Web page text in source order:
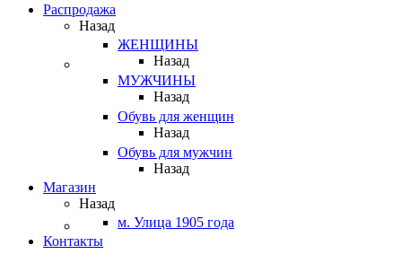
Распродажа
Назад
ЖЕНЩИНЫ
Назад
МУЖЧИНЫ
Назад
Обувь для женщин
Назад
Обувь для мужчин
Назад
Магазин
Назад
м. Улица 1905 года
Контакты